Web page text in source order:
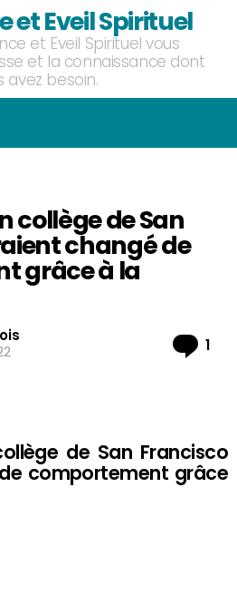
et Eveil Spirituel
et Eveil Spirituel vous
et la connaissance dont
avez besoin.
collège de San
changé de
grâce à la
1
de San Francisco
comportement grâce